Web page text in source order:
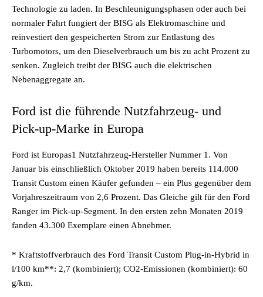
Technologie zu laden. In Beschleunigungsphasen oder auch bei
normaler Fahrt fungiert der BISG als Elektromaschine und
reinvestiert den gespeicherten Strom zur Entlastung des
Turbomotors, um den Dieselverbrauch um bis zu acht Prozent zu
senken. Zugleich treibt der BISG auch die elektrischen
Nebenaggregate an.
Ford ist die führende Nutzfahrzeug- und
Pick-up-Marke in Europa
Ford ist Europas1 Nutzfahrzeug-Hersteller Nummer 1. Von
Januar bis einschließlich Oktober 2019 haben bereits 114.000
Transit Custom einen Käufer gefunden – ein Plus gegenüber dem
Vorjahreszeitraum von 2,6 Prozent. Das Gleiche gilt für den Ford
Ranger im Pick-up-Segment. In den ersten zehn Monaten 2019
fanden 43.300 Exemplare einen Abnehmer.
* Kraftstoffverbrauch des Ford Transit Custom Plug-in-Hybrid in
l/100 km**: 2,7 (kombiniert); CO2-Emissionen (kombiniert): 60
g/km.